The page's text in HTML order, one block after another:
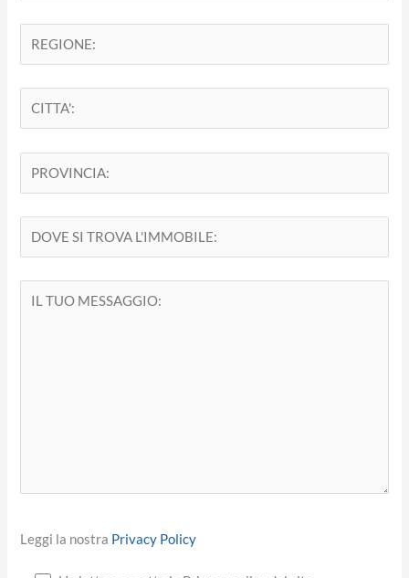
Leggi la nostra Privacy Policy